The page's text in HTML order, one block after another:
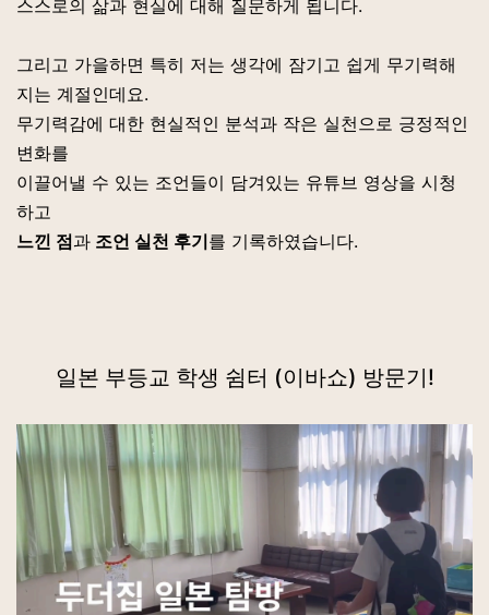
스스로의 삶과 현실에 대해 질문하게 됩니다.
그리고 가을하면 특히 저는 생각에 잠기고 쉽게 무기력해
지는 계절인데요.
무기력감에 대한 현실적인 분석과 작은 실천으로 긍정적인
변화를
이끌어낼 수 있는 조언들이 담겨있는 유튜브 영상을 시청
하고
느낀 점과 조언 실천 후기를 기록하였습니다.
일본 부등교 학생 쉼터 (이바쇼) 방문기!